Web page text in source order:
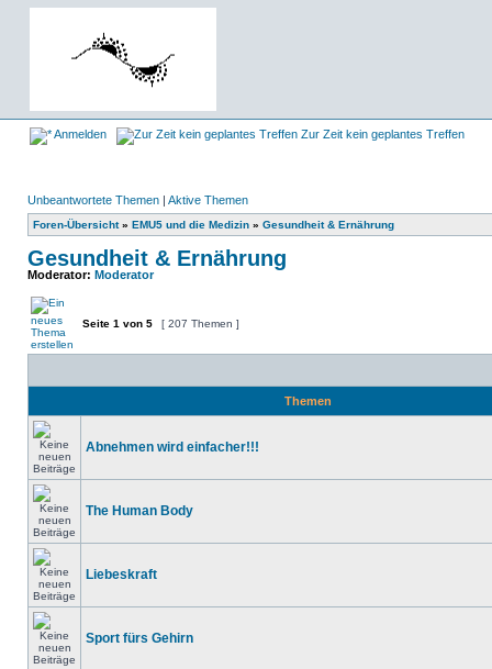
Anmelden Zur Zeit kein geplantes Treffen
Unbeantwortete Themen | Aktive Themen
Foren-Übersicht» EMU5 und die Medizin » Gesundheit & Ernährung
Gesundheit & Ernährung
Moderator: Moderator
Seite 1 von 5 [ 207 Themen ]
Themen
Abnehmen wird einfacher!!!
The Human Body
Liebeskraft
Sport fürs Gehirn